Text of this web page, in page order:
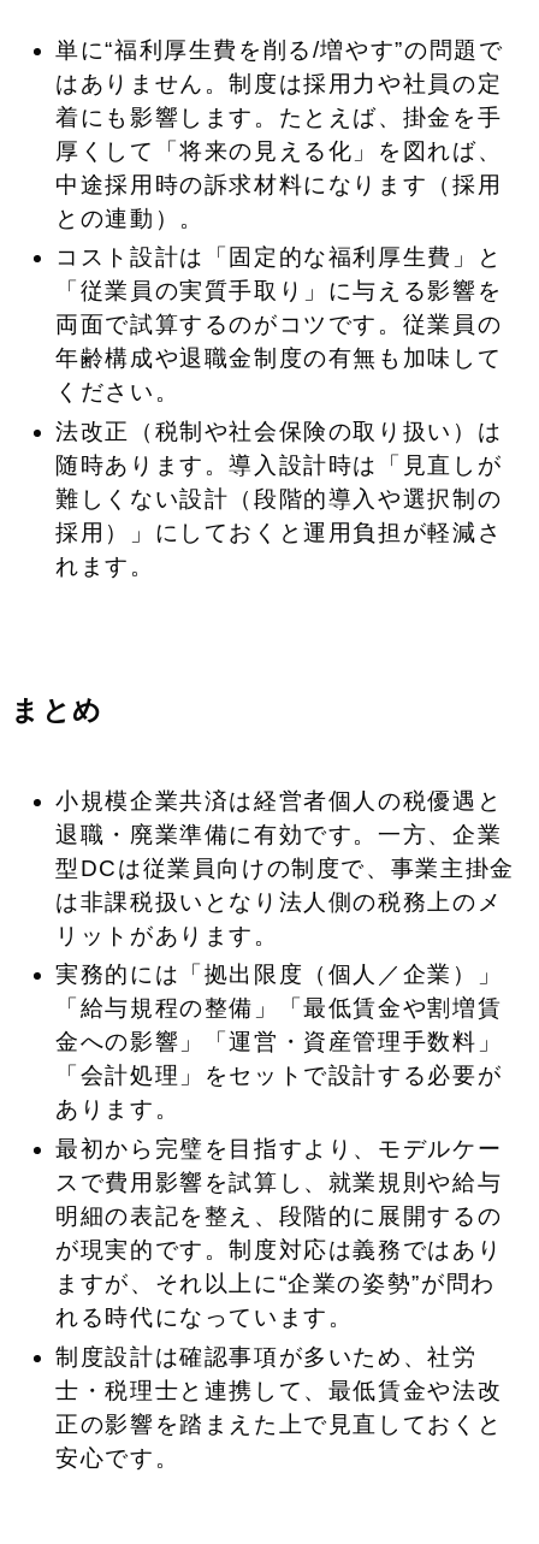
単に“福利厚生費を削る/増やす”の問題で
はありません。制度は採用力や社員の定
着にも影響します。たとえば、掛金を手
厚くして「将来の見える化」を図れば、
中途採用時の訴求材料になります（採用
との連動）。
コスト設計は「固定的な福利厚生費」と
「従業員の実質手取り」に与える影響を
両面で試算するのがコツです。従業員の
年齢構成や退職金制度の有無も加味して
ください。
法改正（税制や社会保険の取り扱い）は
随時あります。導入設計時は「見直しが
難しくない設計（段階的導入や選択制の
採用）」にしておくと運用負担が軽減さ
れます。
まとめ
小規模企業共済は経営者個人の税優遇と
退職・廃業準備に有効です。一方、企業
型DCは従業員向けの制度で、事業主掛金
は非課税扱いとなり法人側の税務上のメ
リットがあります。
実務的には「拠出限度（個人／企業）」
「給与規程の整備」「最低賃金や割増賃
金への影響」「運営・資産管理手数料」
「会計処理」をセットで設計する必要が
あります。
最初から完璧を目指すより、モデルケー
スで費用影響を試算し、就業規則や給与
明細の表記を整え、段階的に展開するの
が現実的です。制度対応は義務ではあり
ますが、それ以上に“企業の姿勢”が問わ
れる時代になっています。
制度設計は確認事項が多いため、社労
士・税理士と連携して、最低賃金や法改
正の影響を踏まえた上で見直しておくと
安心です。